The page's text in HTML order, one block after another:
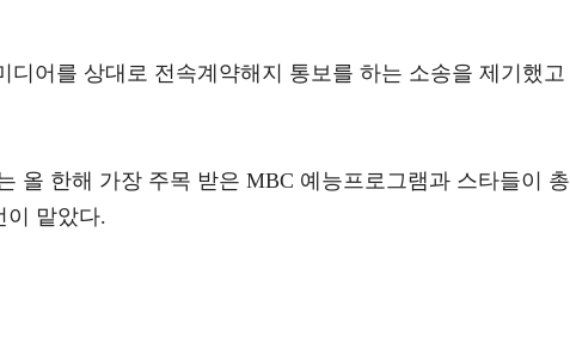
디어를 상대로 전속계약해지 통보를 하는 소송을 제기했고
올 한해 가장 주목 받은 MBC 예능프로그램과 스타들이 총
이 맡았다.